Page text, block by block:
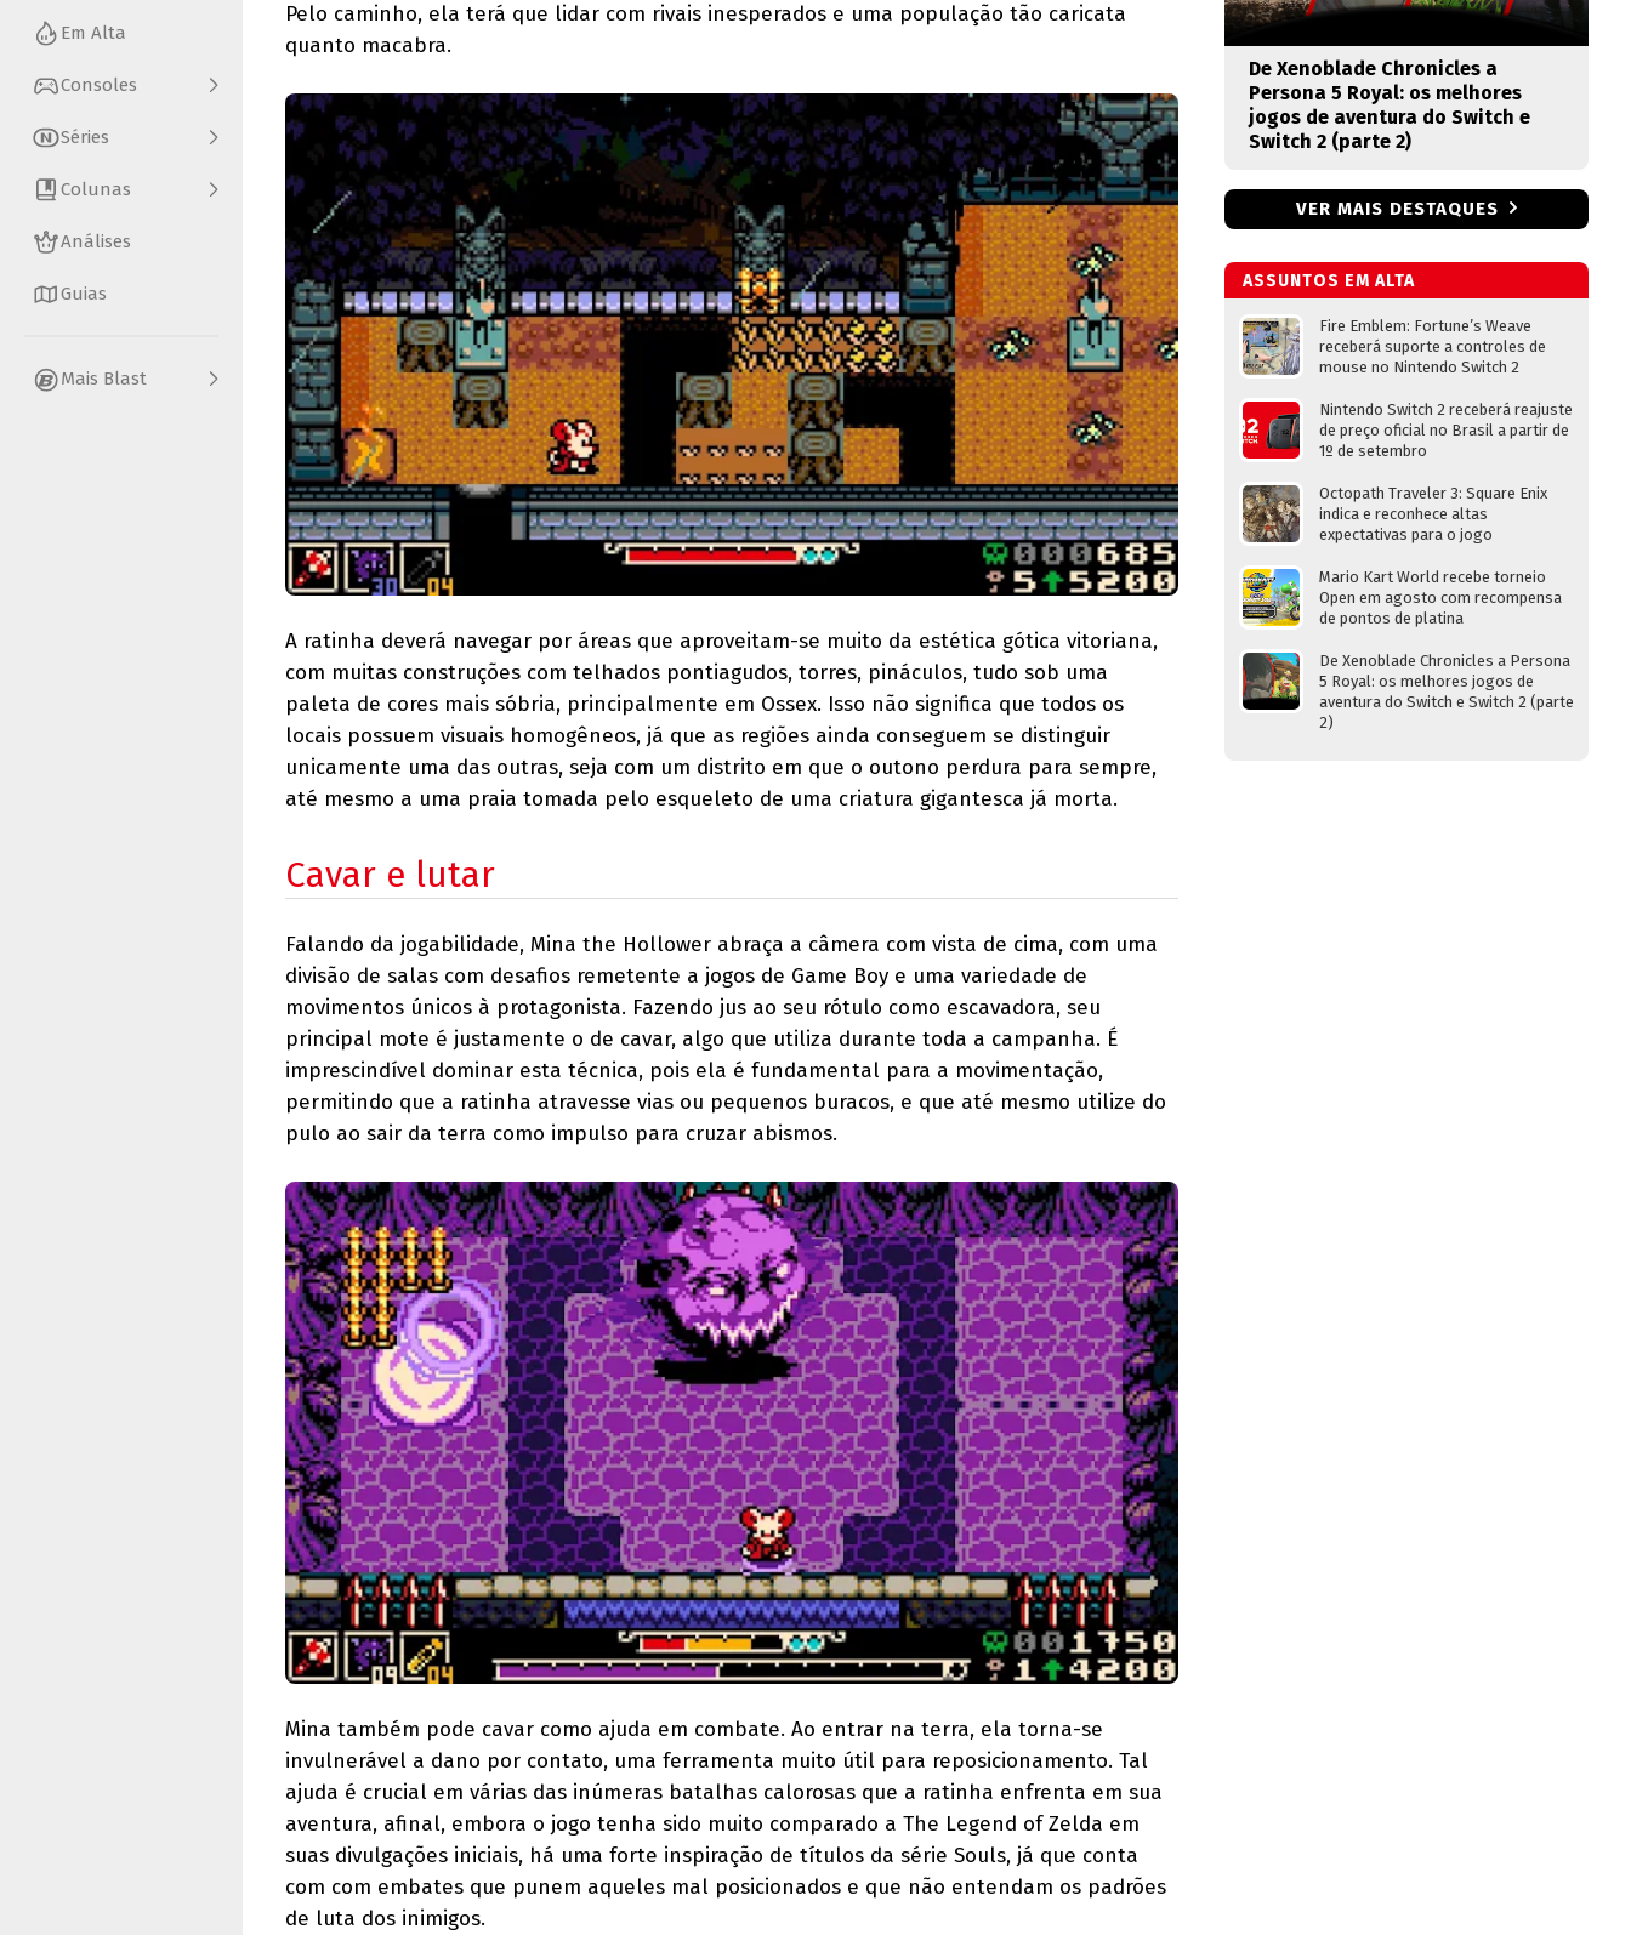
Em Alta
Consoles
Séries
Colunas
Análises
Guias
Mais Blast
Pelo caminho, ela terá que lidar com rivais inesperados e uma população tão caricata
quanto macabra.
A ratinha deverá navegar por áreas que aproveitam-se muito da estética gótica vitoriana,
com muitas construções com telhados pontiagudos, torres, pináculos, tudo sob uma
paleta de cores mais sóbria, principalmente em Ossex. Isso não significa que todos os
locais possuem visuais homogêneos, já que as regiões ainda conseguem se distinguir
unicamente uma das outras, seja com um distrito em que o outono perdura para sempre,
até mesmo a uma praia tomada pelo esqueleto de uma criatura gigantesca já morta.
Cavar e lutar
Falando da jogabilidade, Mina the Hollower abraça a câmera com vista de cima, com uma
divisão de salas com desafios remetente a jogos de Game Boy e uma variedade de
movimentos únicos à protagonista. Fazendo jus ao seu rótulo como escavadora, seu
principal mote é justamente o de cavar, algo que utiliza durante toda a campanha. É
imprescindível dominar esta técnica, pois ela é fundamental para a movimentação,
permitindo que a ratinha atravesse vias ou pequenos buracos, e que até mesmo utilize do
pulo ao sair da terra como impulso para cruzar abismos.
Mina também pode cavar como ajuda em combate. Ao entrar na terra, ela torna-se
invulnerável a dano por contato, uma ferramenta muito útil para reposicionamento. Tal
ajuda é crucial em várias das inúmeras batalhas calorosas que a ratinha enfrenta em sua
aventura, afinal, embora o jogo tenha sido muito comparado a The Legend of Zelda em
suas divulgações iniciais, há uma forte inspiração de títulos da série Souls, já que conta
com com embates que punem aqueles mal posicionados e que não entendam os padrões
de luta dos inimigos.
De Xenoblade Chronicles a
Persona 5 Royal: os melhores
jogos de aventura do Switch e
Switch 2 (parte 2)
VER MAIS DESTAQUES
ASSUNTOS EM ALTA
Fire Emblem: Fortune’s Weave
receberá suporte a controles de
mouse no Nintendo Switch 2
Nintendo Switch 2 receberá reajuste
de preço oficial no Brasil a partir de
1º de setembro
Octopath Traveler 3: Square Enix
indica e reconhece altas
expectativas para o jogo
Mario Kart World recebe torneio
Open em agosto com recompensa
de pontos de platina
De Xenoblade Chronicles a Persona
5 Royal: os melhores jogos de
aventura do Switch e Switch 2 (parte
2)